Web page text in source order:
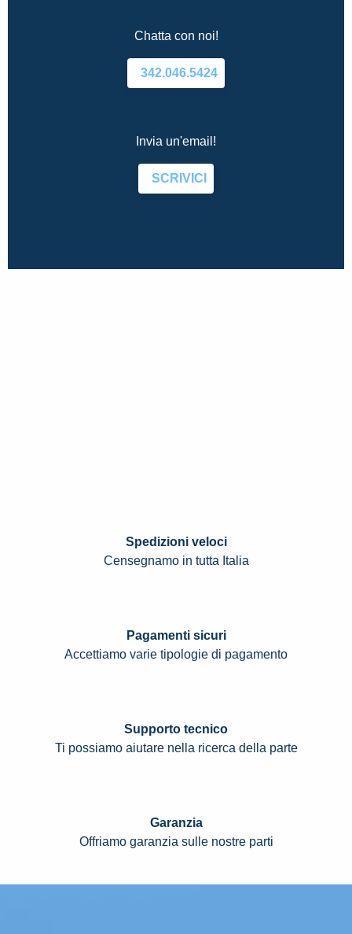
Chatta con noi!
342.046.5424
Invia un'email!
SCRIVICI
Spedizioni veloci
Censegnamo in tutta Italia
Pagamenti sicuri
Accettiamo varie tipologie di pagamento
Supporto tecnico
Ti possiamo aiutare nella ricerca della parte
Garanzia
Offriamo garanzia sulle nostre parti